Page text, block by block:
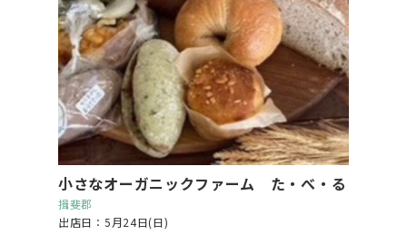
小さなオーガニックファーム た・べ・る
揖斐郡
出店日：5月24日(日)